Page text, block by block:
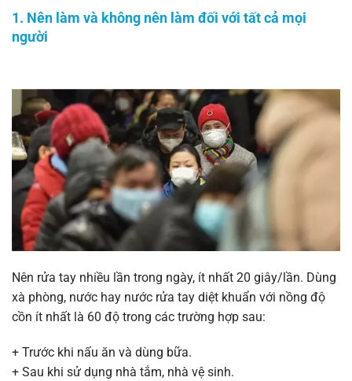
1. Nên làm và không nên làm đối với tất cả mọi
người
Nên rửa tay nhiều lần trong ngày, ít nhất 20 giây/lần. Dùng
xà phòng, nước hay nước rửa tay diệt khuẩn với nồng độ
cồn ít nhất là 60 độ trong các trường hợp sau:
+ Trước khi nấu ăn và dùng bữa.
+ Sau khi sử dụng nhà tắm, nhà vệ sinh.